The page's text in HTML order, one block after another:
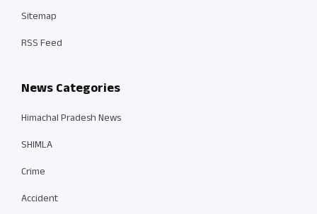
Sitemap
RSS Feed
News Categories
Himachal Pradesh News
SHIMLA
Crime
Accident